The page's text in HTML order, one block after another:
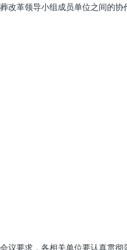
葬改革领导小组成员单位之间的协
会议要求，各相关单位要认真贯